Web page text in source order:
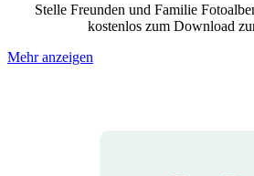
Stelle Freunden und Familie
kostenlos zum Download
Mehr anzeigen